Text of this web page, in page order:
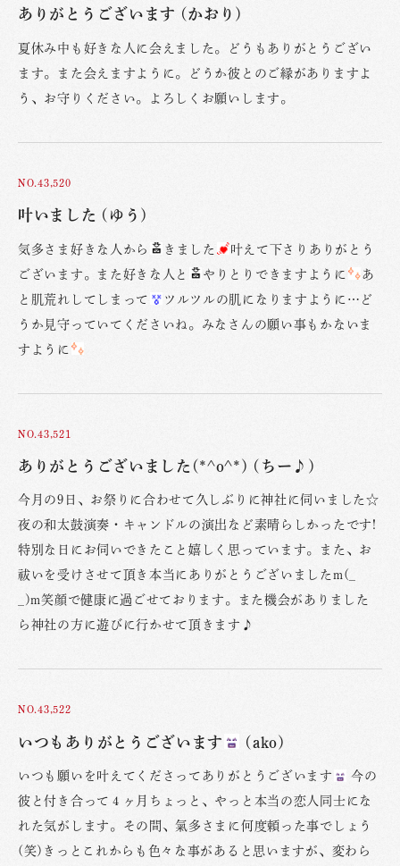
ありがとうございます (かおり)
夏休み中も好きな人に会えました。どうもありがとうござい
ます。また会えますように。どうか彼とのご縁がありますよ
う、お守りください。よろしくお願いします。
NO.43,520
叶いました (ゆう)
気多さま好きな人から きました
叶えて下さりありがとう
ございます。また好きな人と
やりとりできますように
あ
と肌荒れしてしまって
ツルツルの肌になりますように…ど
うか見守っていてくださいね。みなさんの願い事もかないま
すように
NO.43,521
ありがとうございました(*^o^*) (ちー♪)
今月の9日、お祭りに合わせて久しぶりに神社に伺いました☆
夜の和太鼓演奏・キャンドルの演出など素晴らしかったです!
特別な日にお伺いできたこと嬉しく思っています。また、お
祓いを受けさせて頂き本当にありがとうございましたm(_
_)m笑顔で健康に過ごせております。また機会がありました
ら神社の方に遊びに行かせて頂きます♪
NO.43,522
いつもありがとうございます (ako)
いつも願いを叶えてくださってありがとうございます
今の
彼と付き合って４ヶ月ちょっと、やっと本当の恋人同士にな
れた気がします。その間、氣多さまに何度頼った事でしょう
(笑)きっとこれからも色々な事があると思いますが、変わら